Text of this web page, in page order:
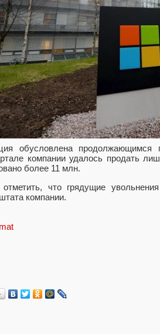
обусловлена
компании удалось продать
более 11 млн.
отметить, что грядущие
компании.